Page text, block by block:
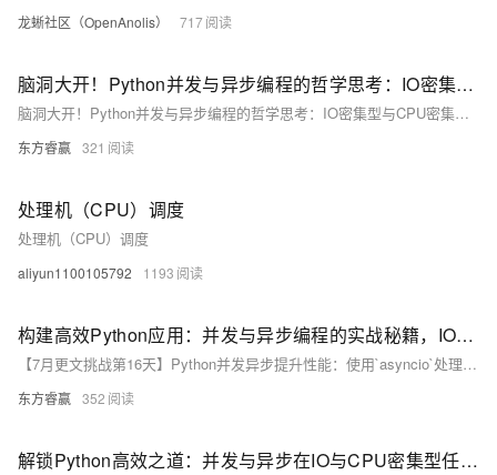
龙蜥社区（OpenAnolis） 717
脑洞大开！Python并发与异步编程的哲学思考：IO密集型与CPU密集型任务的智慧选择！
脑洞大开！Python并发与异步编程的哲学思考：IO密集型与CPU密集型任务的智慧选择！
东方睿赢 321
处理机（CPU）调度
处理机（CPU）调度
aliyun1100105792 1193
构建高效Python应用：并发与异步编程的实战秘籍，IO与CPU密集型任务一网打尽！
【7月更文挑战第16天】Python并发异步提升性能：使用`asyncio`处理IO密集型任务，如网络请求，借助事件循环实现非阻塞；`multiprocessing`模块用于CPU密集型任务，绕过GIL进行并行计算。通过任务类型识别、任务分割、避免共享状态、利用现代库和性能调优，实现高效编程。示例代码展示异步HTTP请求和多进程数据处理。
东方睿赢 352
解锁Python高效之道：并发与异步在IO与CPU密集型任务中的精准打击策略！